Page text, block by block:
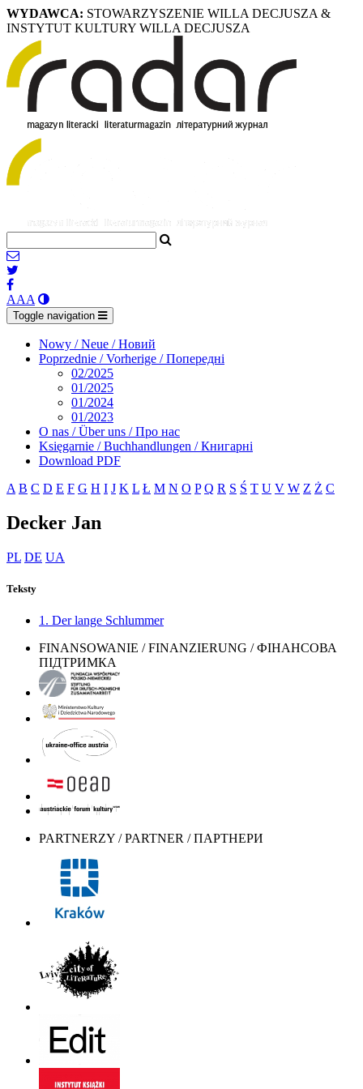
WYDAWCA: STOWARZYSZENIE WILLA DECJUSZA &
INSTYTUT KULTURY WILLA DECJUSZA
AAA
Toggle navigation
Nowy / Neue / Новий
Poprzednie / Vorherige / Попередні
02/2025
01/2025
01/2024
01/2023
O nas / Über uns / Про нас
Księgarnie / Buchhandlungen / Книгарні
Download PDF
A B C D E F G H I J K L Ł M N O P Q R S Ś T U V W Z Ż С
Decker Jan
PL DE UA
Teksty
1. Der lange Schlummer
FINANSOWANIE / FINANZIERUNG / ФІНАНСОВА
ПІДТРИМКА
PARTNERZY / PARTNER / ПАРТНЕРИ